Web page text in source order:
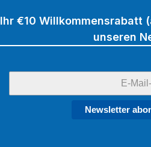
Ihr €10 Willkommensrabatt
unseren
Newsletter